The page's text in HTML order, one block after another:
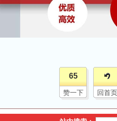
65
赞一下 回首页